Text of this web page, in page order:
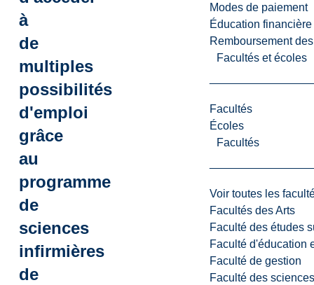
Modes de paiement
Éducation financière
Remboursement
Facultés et écoles
Facultés
Écoles
Facultés
Voir toutes les
Facultés des Arts
Faculté des études
Faculté d'éducation
Faculté de gestion
Faculté des
à
de
multiples
possibilités
d'emploi
grâce
au
programme
de
sciences
infirmières
de